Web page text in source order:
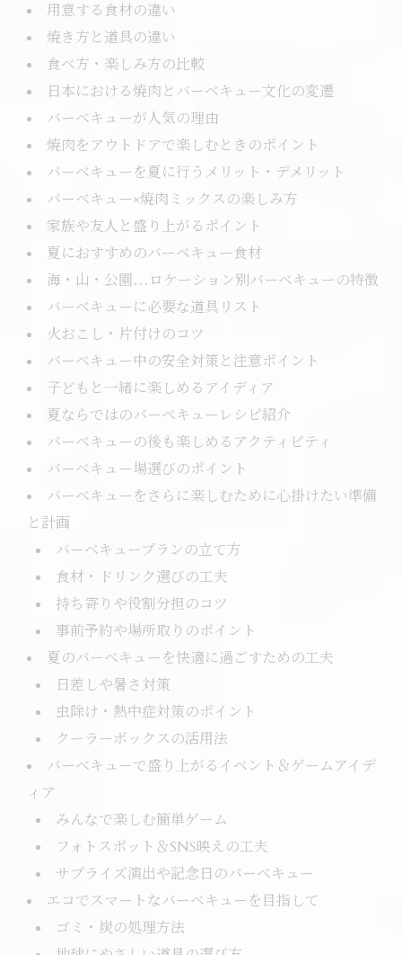
用意する食材の違い
焼き方と道具の違い
食べ方・楽しみ方の比較
日本における焼肉とバーベキュー文化の変遷
バーベキューが人気の理由
焼肉をアウトドアで楽しむときのポイント
バーベキューを夏に行うメリット・デメリット
バーベキュー×焼肉ミックスの楽しみ方
家族や友人と盛り上がるポイント
夏におすすめのバーベキュー食材
海・山・公園…ロケーション別バーベキューの特徴
バーベキューに必要な道具リスト
火おこし・片付けのコツ
バーベキュー中の安全対策と注意ポイント
子どもと一緒に楽しめるアイディア
夏ならではのバーベキューレシピ紹介
バーベキューの後も楽しめるアクティビティ
バーベキュー場選びのポイント
バーベキューをさらに楽しむために心掛けたい準備
と計画
バーベキュープランの立て方
食材・ドリンク選びの工夫
持ち寄りや役割分担のコツ
事前予約や場所取りのポイント
夏のバーベキューを快適に過ごすための工夫
日差しや暑さ対策
虫除け・熱中症対策のポイント
クーラーボックスの活用法
バーベキューで盛り上がるイベント＆ゲームアイデ
ィア
みんなで楽しむ簡単ゲーム
フォトスポット＆SNS映えの工夫
サプライズ演出や記念日のバーベキュー
エコでスマートなバーベキューを目指して
ゴミ・炭の処理方法